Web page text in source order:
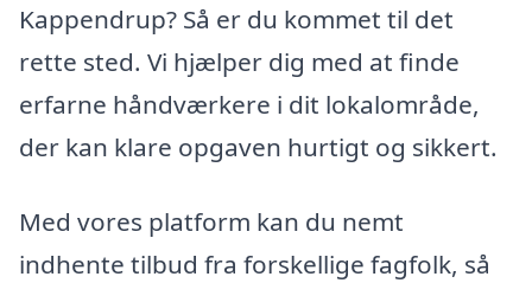
Kappendrup? Så er du kommet til det
rette sted. Vi hjælper dig med at finde
erfarne håndværkere i dit lokalområde,
der kan klare opgaven hurtigt og sikkert.
Med vores platform kan du nemt
indhente tilbud fra forskellige fagfolk, så